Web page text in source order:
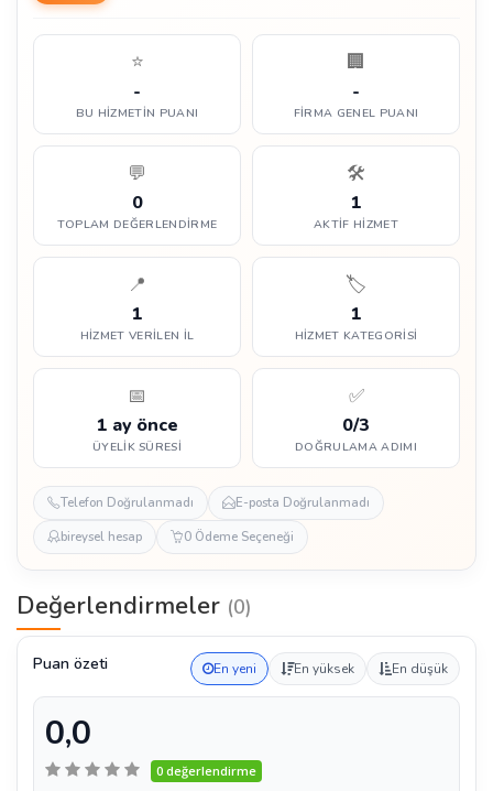
⭐
-
BU HIZMETIN PUANI
🏢
-
FIRMA GENEL PUANI
💬
0
TOPLAM DEĞERLENDIRME
🛠️
1
AKTIF HIZMET
📍
1
HIZMET VERILEN İL
🏷️
1
HIZMET KATEGORISI
📅
1 ay önce
ÜYELIK SÜRESI
✅
0/3
DOĞRULAMA ADIMI
Telefon Doğrulanmadı
E-posta Doğrulanmadı
bireysel hesap
0 Ödeme Seçeneği
Değerlendirmeler (0)
Puan özeti En yeni En yüksek En düşük
0,0
0 değerlendirme